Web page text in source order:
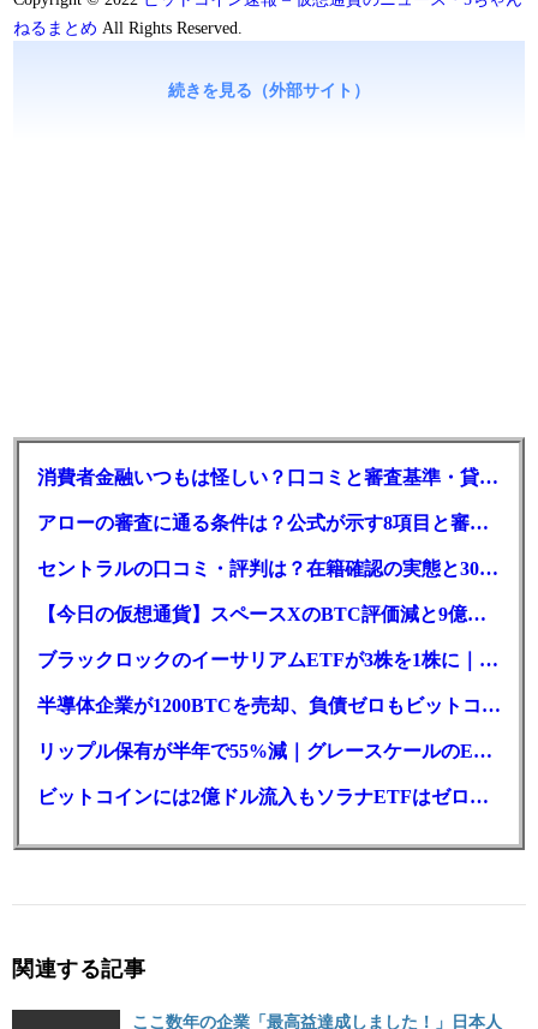
ねるまとめ All Rights Reserved.
続きを見る（外部サイト）
消費者金融いつもは怪しい？口コミと審査基準・貸付条件を調査
アローの審査に通る条件は？公式が示す8項目と審査時間
セントラルの口コミ・評判は？在籍確認の実態と30日金利0円の落とし穴
【今日の仮想通貨】スペースXのBTC評価減と9億株の解禁。208億円相当のBTCが盗難
ブラックロックのイーサリアムETFが3株を1株に｜年初来37%安
半導体企業が1200BTCを売却、負債ゼロもビットコイン戦略は後退
リップル保有が半年で55%減｜グレースケールのETF、純資産1.6億ドル減
ビットコインには2億ドル流入もソラナETFはゼロ｜5営業日連続で停止
関連する記事
ここ数年の企業「最高益達成しました！」日本人